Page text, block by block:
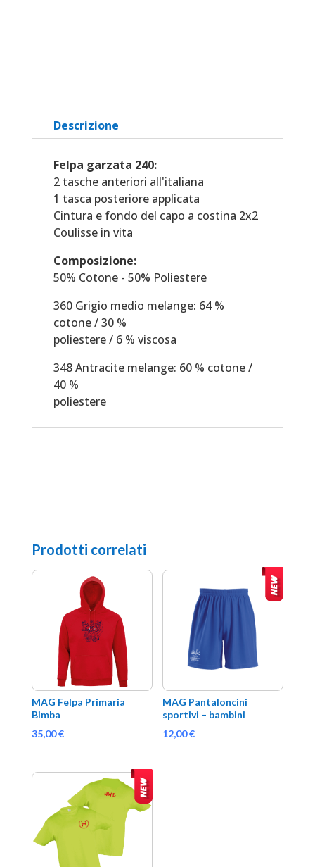
Descrizione
Felpa garzata 240:
2 tasche anteriori all'italiana
1 tasca posteriore applicata
Cintura e fondo del capo a costina 2x2
Coulisse in vita
Composizione:
50% Cotone - 50% Poliestere
360 Grigio medio melange: 64 %
cotone / 30 %
poliestere / 6 % viscosa
348 Antracite melange: 60 % cotone /
40 %
poliestere
Prodotti correlati
MAG Felpa Primaria
Bimba
35,00€
MAG Pantaloncini
sportivi – bambini
12,00€